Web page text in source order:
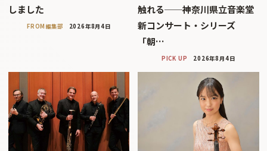
しました
FROM編集部 2026年8月4日
触れる──神奈川県立音楽堂
新コンサート・シリーズ
「朝…
PICK UP 2026年8月4日